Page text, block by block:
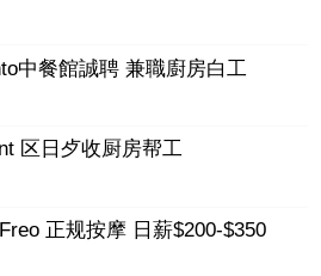
中餐館誠聘 兼職廚房白工
区日歺收厨房帮工
正规按摩 日薪$200-$350